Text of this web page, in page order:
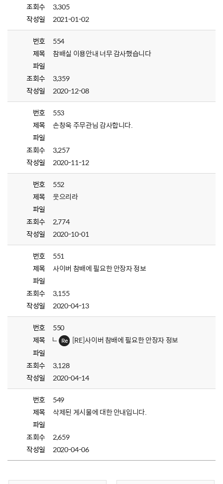
조회수
3,305
작성일
2021-01-02
번호
554
제목
참배실 이용안내 너무 감사했습니다
파일
조회수
3,359
작성일
2020-12-08
번호
553
제목
손창욱 주무관님 감사합니다.
파일
조회수
3,257
작성일
2020-11-12
번호
552
제목
웃으리라
파일
조회수
2,774
작성일
2020-10-01
번호
551
제목
사이버 참배에 필요한 안장자 정보
파일
조회수
3,155
작성일
2020-04-13
번호
550
제목
[RE]사이버 참배에 필요한 안장자 정보
파일
조회수
3,128
작성일
2020-04-14
번호
549
제목
삭제된 게시물에 대한 안내입니다.
파일
조회수
2,659
작성일
2020-04-06